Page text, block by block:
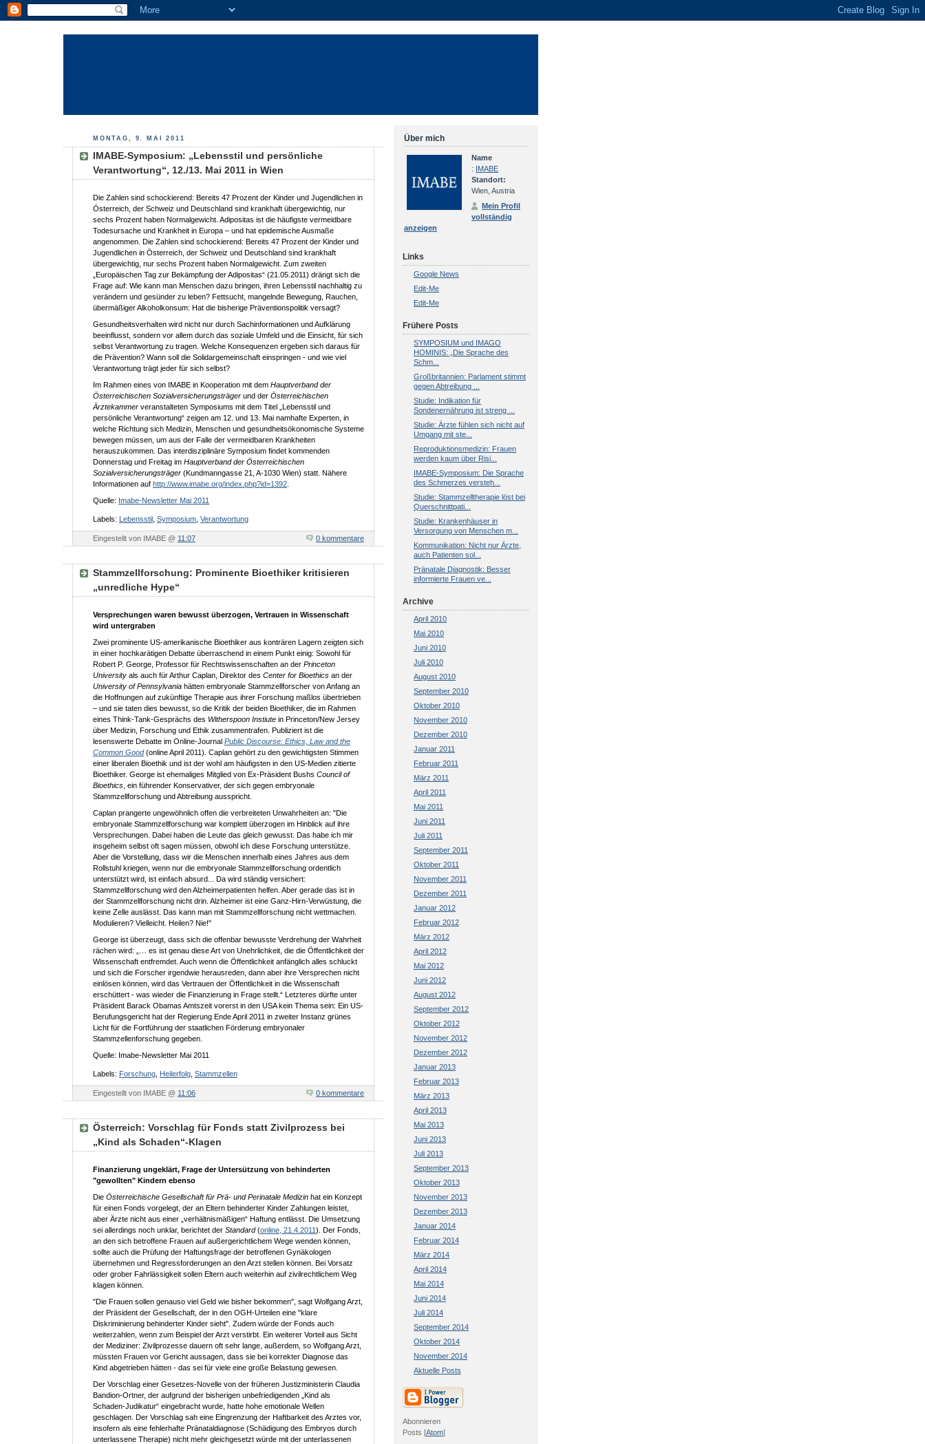
MONTAG, 9. MAI 2011
IMABE-Symposium: „Lebensstil und persönliche
Verantwortung“, 12./13. Mai 2011 in Wien
Die Zahlen sind schockierend: Bereits 47 Prozent der Kinder und Jugendlichen in
Österreich, der Schweiz und Deutschland sind krankhaft übergewichtig, nur
sechs Prozent haben Normalgewicht. Adipositas ist die häufigste vermeidbare
Todesursache und Krankheit in Europa – und hat epidemische Ausmaße
angenommen. Die Zahlen sind schockierend: Bereits 47 Prozent der Kinder und
Jugendlichen in Österreich, der Schweiz und Deutschland sind krankhaft
übergewichtig, nur sechs Prozent haben Normalgewicht. Zum zweiten
„Europäischen Tag zur Bekämpfung der Adipositas“ (21.05.2011) drängt sich die
Frage auf: Wie kann man Menschen dazu bringen, ihren Lebensstil nachhaltig zu
verändern und gesünder zu leben? Fettsucht, mangelnde Bewegung, Rauchen,
übermäßiger Alkoholkonsum: Hat die bisherige Präventionspolitik versagt?
Gesundheitsverhalten wird nicht nur durch Sachinformationen und Aufklärung
beeinflusst, sondern vor allem durch das soziale Umfeld und die Einsicht, für sich
selbst Verantwortung zu tragen. Welche Konsequenzen ergeben sich daraus für
die Prävention? Wann soll die Solidargemeinschaft einspringen - und wie viel
Verantwortung trägt jeder für sich selbst?
Im Rahmen eines von IMABE in Kooperation mit dem Hauptverband der
Österreichischen Sozialversicherungsträger und der Österreichischen
Ärztekammer veranstalteten Symposiums mit dem Titel „Lebensstil und
persönliche Verantwortung“ zeigen am 12. und 13. Mai namhafte Experten, in
welche Richtung sich Medizin, Menschen und gesundheitsökonomische Systeme
bewegen müssen, um aus der Falle der vermeidbaren Krankheiten
herauszukommen. Das interdisziplinäre Symposium findet kommenden
Donnerstag und Freitag im Hauptverband der Österreichischen
Sozialversicherungsträger (Kundmanngasse 21, A-1030 Wien) statt. Nähere
Informationen auf http://www.imabe.org/index.php?id=1392
Quelle: Imabe-Newsletter Mai 2011
Labels: Lebensstil Symposium Verantwortung
Eingestellt von IMABE @ 11:07 0 kommentare
Stammzellforschung: Prominente Bioethiker kritisieren
„unredliche Hype“
Versprechungen waren bewusst überzogen, Vertrauen in Wissenschaft
wird untergraben
Zwei prominente US-amerikanische Bioethiker aus konträren Lagern zeigten sich
in einer hochkarätigen Debatte überraschend in einem Punkt einig: Sowohl für
Robert P. George, Professor für Rechtswissenschaften an der Princeton
University als auch für Arthur Caplan, Direktor des Center for Bioethics an der
University of Pennsylvania hätten embryonale Stammzellforscher von Anfang an
die Hoffnungen auf zukünftige Therapie aus ihrer Forschung maßlos übertrieben
– und sie taten dies bewusst, so die Kritik der beiden Bioethiker, die im Rahmen
eines Think-Tank-Gesprächs des Witherspoon Instiute in Princeton/New Jersey
über Medizin, Forschung und Ethik zusammentrafen. Publiziert ist die
lesenswerte Debatte im Online-Journal Public Discourse: Ethics, Law and the
Common Good(online April 2011). Caplan gehört zu den gewichtigsten Stimmen
einer liberalen Bioethik und ist der wohl am häufigsten in den US-Medien zitierte
Bioethiker. George ist ehemaliges Mitglied von Ex-Präsident Bushs Council of
Bioethics , ein führender Konservativer, der sich gegen embryonale
Stammzellforschung und Abtreibung ausspricht.
Caplan prangerte ungewöhnlich offen die verbreiteten Unwahrheiten an: "Die
embryonale Stammzellforschung war komplett überzogen im Hinblick auf ihre
Versprechungen. Dabei haben die Leute das gleich gewusst. Das habe ich mir
insgeheim selbst oft sagen müssen, obwohl ich diese Forschung unterstütze.
Aber die Vorstellung, dass wir die Menschen innerhalb eines Jahres aus dem
Rollstuhl kriegen, wenn nur die embryonale Stammzellforschung ordentlich
unterstützt wird, ist einfach absurd... Da wird ständig versichert:
Stammzellforschung wird den Alzheimerpatienten helfen. Aber gerade das ist in
der Stammzellforschung nicht drin. Alzheimer ist eine Ganz-Hirn-Verwüstung, die
keine Zelle auslässt. Das kann man mit Stammzellforschung nicht wettmachen.
Modulieren? Vielleicht. Heilen? Nie!"
George ist überzeugt, dass sich die offenbar bewusste Verdrehung der Wahrheit
rächen wird: „… es ist genau diese Art von Unehrlichkeit, die die Öffentlichkeit der
Wissenschaft entfremdet. Auch wenn die Öffentlichkeit anfänglich alles schluckt
und sich die Forscher irgendwie herausreden, dann aber ihre Versprechen nicht
einlösen können, wird das Vertrauen der Öffentlichkeit in die Wissenschaft
erschüttert - was wieder die Finanzierung in Frage stellt.“ Letzteres dürfte unter
Präsident Barack Obamas Amtszeit vorerst in den USA kein Thema sein: Ein US-
Berufungsgericht hat der Regierung Ende April 2011 in zweiter Instanz grünes
Licht für die Fortführung der staatlichen Förderung embryonaler
Stammzellenforschung gegeben.
Quelle: Imabe-Newsletter Mai 2011
Labels: Forschung Heilerfolg Stammzellen
Eingestellt von IMABE @ 11:06 0 kommentare
Österreich: Vorschlag für Fonds statt Zivilprozess bei
„Kind als Schaden“-Klagen
Finanzierung ungeklärt, Frage der Untersützung von behinderten
"gewollten" Kindern ebenso
Die Österreichische Gesellschaft für Prä- und Perinatale Medizin hat ein Konzept
für einen Fonds vorgelegt, der an Eltern behinderter Kinder Zahlungen leistet,
aber Ärzte nicht aus einer „verhältnismäßigen“ Haftung entlässt. Die Umsetzung
sei allerdings noch unklar, berichtet der Standard(online, 21.4.2011). Der Fonds,
an den sich betroffene Frauen auf außergerichtlichem Wege wenden können,
sollte auch die Prüfung der Haftungsfrage der betroffenen Gynäkologen
übernehmen und Regressforderungen an den Arzt stellen können. Bei Vorsatz
oder grober Fahrlässigkeit sollen Eltern auch weiterhin auf zivilrechtlichem Weg
klagen können.
"Die Frauen sollen genauso viel Geld wie bisher bekommen", sagt Wolfgang Arzt,
der Präsident der Gesellschaft, der in den OGH-Urteilen eine "klare
Diskriminierung behinderter Kinder sieht". Zudem würde der Fonds auch
weiterzahlen, wenn zum Beispiel der Arzt verstirbt. Ein weiterer Vorteil aus Sicht
der Mediziner: Zivilprozesse dauern oft sehr lange, außerdem, so Wolfgang Arzt,
müssten Frauen vor Gericht aussagen, dass sie bei korrekter Diagnose das
Kind abgetrieben hätten - das sei für viele eine große Belastung gewesen.
Der Vorschlag einer Gesetzes-Novelle von der früheren Justizministerin Claudia
Bandion-Ortner, der aufgrund der bisherigen unbefriedigenden „Kind als
Schaden-Judikatur“ eingebracht wurde, hatte hohe emotionale Wellen
geschlagen. Der Vorschlag sah eine Eingrenzung der Haftbarkeit des Arztes vor,
insofern als eine fehlerhafte Pränataldiagnose (Schädigung des Embryos durch
unterlassene Therapie) nicht mehr gleichgesetzt würde mit der unterlassenen
Über mich
Name
:
IMABE
Standort:
Wien, Austria
Mein Profil
vollständig
anzeigen
Links
Google News
Edit-Me
Edit-Me
Frühere Posts
SYMPOSIUM und IMAGO
HOMINIS: „Die Sprache des
Schm...
Großbritannien: Parlament stimmt
gegen Abtreibung ...
Studie: Indikation für
Sondenernährung ist streng ...
Studie: Ärzte fühlen sich nicht auf
Umgang mit ste...
Reproduktionsmedizin: Frauen
werden kaum über Risi...
IMABE-Symposium: Die Sprache
des Schmerzes versteh...
Studie: Stammzelltherapie löst bei
Querschnittpati...
Studie: Krankenhäuser in
Versorgung von Menschen m...
Kommunikation: Nicht nur Ärzte,
auch Patienten sol...
Pränatale Diagnostik: Besser
informierte Frauen ve...
Archive
April 2010
Mai 2010
Juni 2010
Juli 2010
August 2010
September 2010
Oktober 2010
November 2010
Dezember 2010
Januar 2011
Februar 2011
März 2011
April 2011
Mai 2011
Juni 2011
Juli 2011
September 2011
Oktober 2011
November 2011
Dezember 2011
Januar 2012
Februar 2012
März 2012
April 2012
Mai 2012
Juni 2012
August 2012
September 2012
Oktober 2012
November 2012
Dezember 2012
Januar 2013
Februar 2013
März 2013
April 2013
Mai 2013
Juni 2013
Juli 2013
September 2013
Oktober 2013
November 2013
Dezember 2013
Januar 2014
Februar 2014
März 2014
April 2014
Mai 2014
Juni 2014
Juli 2014
September 2014
Oktober 2014
November 2014
Aktuelle Posts
Abonnieren
Posts [Atom]